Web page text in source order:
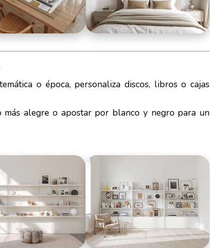
o época, personaliza discos, libros o cajas
alegre o apostar por blanco y negro para un